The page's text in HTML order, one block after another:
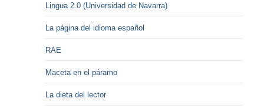
Lingua 2.0 (Universidad de Navarra)
La página del idioma español
RAE
Maceta en el páramo
La dieta del lector